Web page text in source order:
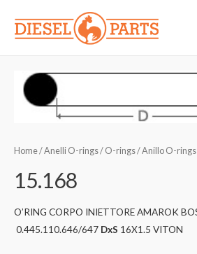
contenuto
Home/Anelli O-rings / O-rings / Anillo O-rings
15.168
O’RING CORPO INIETTORE AMAROK
0.445.110.646/647 DxS 16X1.5 VITON